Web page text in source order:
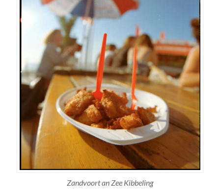
Zandvoort an Zee Kibbeling